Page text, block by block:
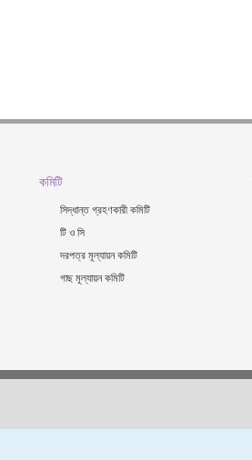
কমিটি
সিদ্ধান্ত গ্রহণকারী কমিটি
টি ও সি
দরপত্র মূল্যায়ন কমিটি
গাছ মূল্যায়ন কমিটি